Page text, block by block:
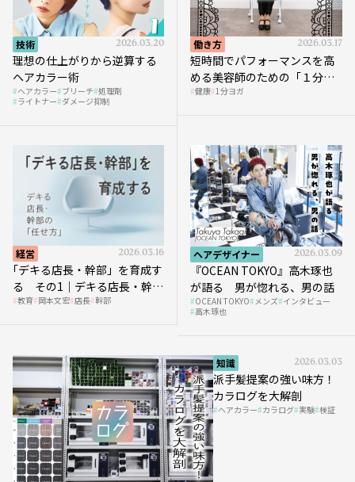
技術 2026.03.20
理想の仕上がりから逆算する
ヘアカラー術
ヘアカラー ブリーチ 処理剤
ライトナー ダメージ抑制
働き方 2026.03.17
短時間でパフォーマンスを高
める美容師のための「１分ヨ
ガ」講座｜実践編
健康 1分ヨガ
経営 2026.03.16
｢デキる店長・幹部」を育成す
る その1｜デキる店長・幹部
の「任せ方」
教育 岡本文宏 店長 幹部
ヘアデザイナー 2026.03.09
『OCEAN TOKYO』高木琢也
が語る 男が惚れる、男の話
OCEAN TOKYO メンズ インタビュー
高木琢也
知識 2026.03.03
派手髪提案の強い味方！
カラログを大解剖
ヘアカラー カラログ 実験 検証